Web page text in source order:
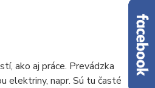
ako aj práce. Prevádzka
elektriny, napr. Sú tu časté